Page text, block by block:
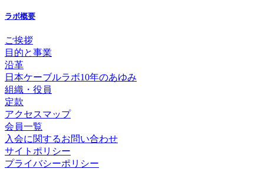
ラボ概要
ご挨拶
目的と事業
沿革
日本ケーブルラボ10年のあゆみ
組織・役員
定款
アクセスマップ
会員一覧
入会に関するお問い合わせ
サイトポリシー
プライバシーポリシー